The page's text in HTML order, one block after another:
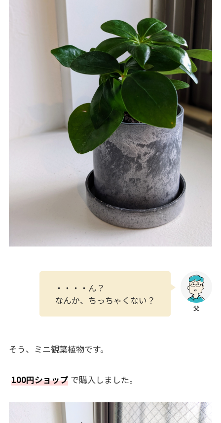
・・・・ん？
なんか、ちっちゃくない？
そう、ミニ観葉植物です。
100円ショップ で購入しました。